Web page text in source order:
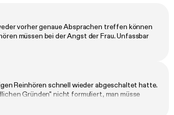
vorher genaue Absprachen treffen können
müssen bei der Angst der Frau. Unfassbar
Reinhören schnell wieder abgeschaltet hatte.
Gründen" nicht formuliert, man müsse
Strafverteidiger-Sicht ziemlich bequem, denn